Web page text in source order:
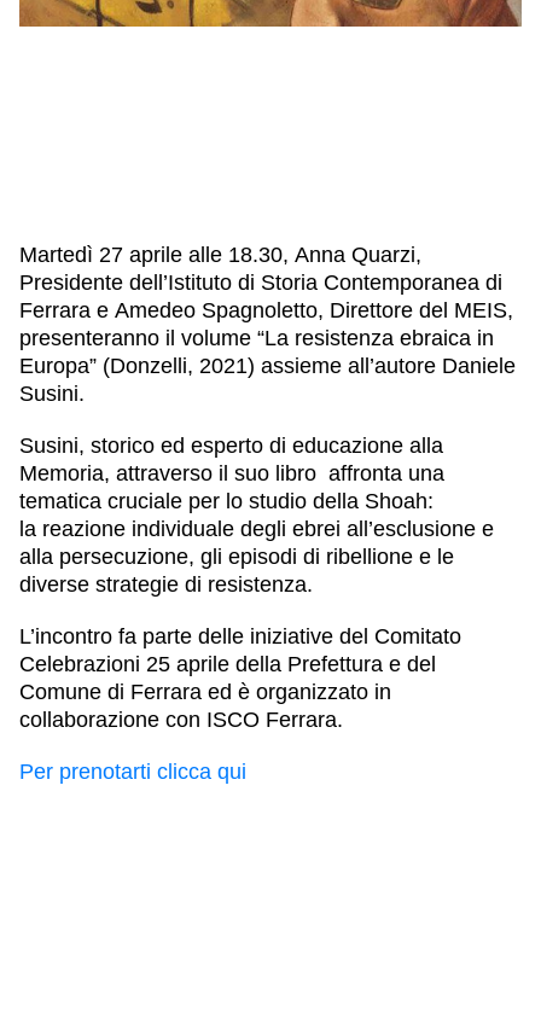
Martedì 27 aprile alle 18.30, Anna Quarzi,
Presidente dell’Istituto di Storia Contemporanea di
Ferrara e Amedeo Spagnoletto, Direttore del MEIS,
presenteranno il volume “La resistenza ebraica in
Europa” (Donzelli, 2021) assieme all’autore Daniele
Susini.
Susini, storico ed esperto di educazione alla
Memoria, attraverso il suo libro affronta una
tematica cruciale per lo studio della Shoah:
la reazione individuale degli ebrei all’esclusione e
alla persecuzione, gli episodi di ribellione e le
diverse strategie di resistenza.
L’incontro fa parte delle iniziative del Comitato
Celebrazioni 25 aprile della Prefettura e del
Comune di Ferrara ed è organizzato in
collaborazione con ISCO Ferrara.
Per prenotarti clicca qui